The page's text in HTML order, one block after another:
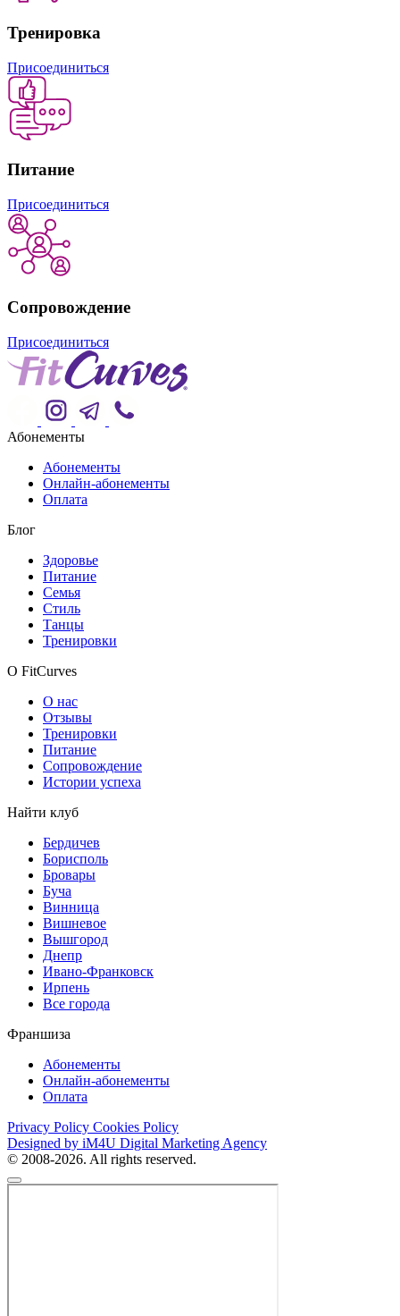
Тренировка
Присоединиться
Питание
Присоединиться
Сопровождение
Присоединиться
Абонементы
Абонементы
Онлайн-абонементы
Оплата
Блог
Здоровье
Питание
Семья
Стиль
Танцы
Тренировки
О FitCurves
О нас
Отзывы
Тренировки
Питание
Сопровождение
Истории успеха
Найти клуб
Бердичев
Борисполь
Бровары
Буча
Винница
Вишневое
Вышгород
Днепр
Ивано-Франковск
Ирпень
Все города
Франшиза
Абонементы
Онлайн-абонементы
Оплата
Privacy Policy Cookies Policy
Designed by iM4U Digital Marketing Agency
© 2008-2026. All rights reserved.